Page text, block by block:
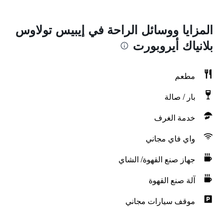
المزايا ووسائل الراحة في إيبيس تولاوس
بلانياك أيروبورت
مطعم
بار / صالة
خدمة الغرف
واي فاي مجاني
جهاز صنع القهوة/ الشاي
آلة صنع القهوة
موقف سيارات مجاني